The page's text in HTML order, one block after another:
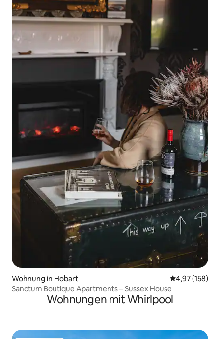
Wohnung in Hobart
4,97 (158)
Sanctum Boutique Apartments – Sussex House
Wohnungen mit Whirlpool